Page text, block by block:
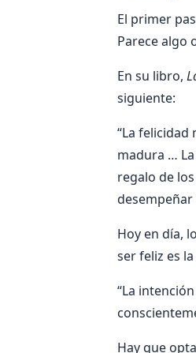
El primer
Parece algo
En su libro,
siguiente:
“La
madura …
regalo de
desempeñar
Hoy en día,
ser feliz es
“La
Hay que